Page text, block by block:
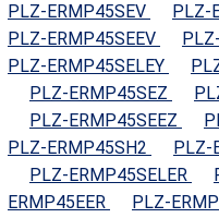
PLZ-ERMP45SEV PLZ-
PLZ-ERMP45SEEV
PLZ-ERMP45SELEY
PLZ-ERMP45SEZ
PLZ-ERMP45SEEZ
PLZ-ERMP45SH2
PLZ-
PLZ-ERMP45SELER
ERMP45EER
PLZ-